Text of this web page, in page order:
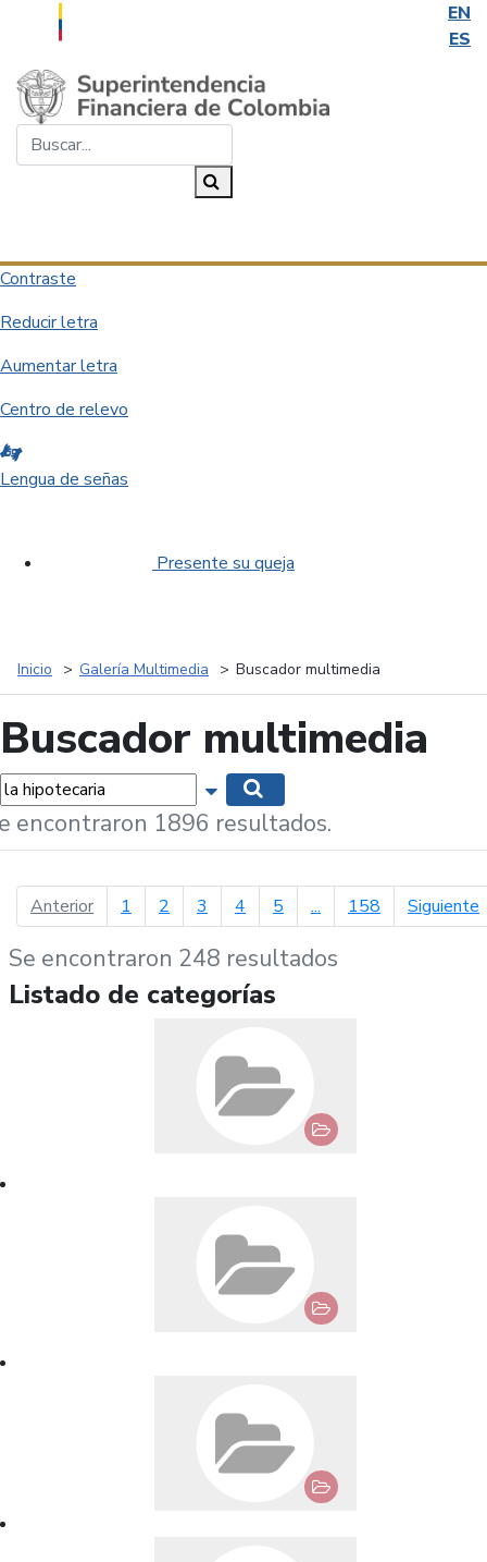
EN
ES
Saltar al contenido principal
Contraste
Reducir letra
Aumentar letra
Centro de relevo
Lengua de señas
Presente su queja
Inicio Galería Multimedia Buscador multimedia
Buscador multimedia
Mostrar opciones de búsqueda
encontraron 1896 resultados.
Anteriorpágina anterior
1 2 3 4 5 ... 158 Siguiente
Se encontraron 248 resultados
Listado de categorías